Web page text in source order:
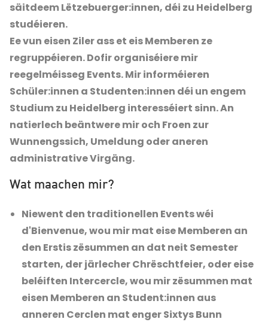
säitdeem Lëtzebuerger:innen, déi zu Heidelberg
studéieren.
Ee vun eisen Ziler ass et eis Memberen ze
regruppéieren. Dofir organiséiere mir
reegelméisseg Events. Mir informéieren
Schüler:innen a Studenten:innen déi un engem
Studium zu Heidelberg interesséiert sinn. An
natierlech beäntwere mir och Froen zur
Wunnengssich, Umeldung oder aneren
administrative Virgäng.
Wat maachen mir?
Niewent den traditionellen Events wéi
d'Bienvenue, wou mir mat eise Memberen an
den Erstis zësummen an dat neit Semester
starten, der järlecher Chrëschtfeier, oder eise
beléiften Intercercle, wou mir zësummen mat
eisen Memberen an Student:innen aus
anneren Cerclen mat enger Sixtys Bunn